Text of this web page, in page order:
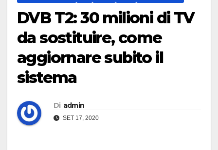
DVB T2: 30 milioni di TV
da sostituire, come
aggiornare subito il
sistema
Di admin
SET 17, 2020